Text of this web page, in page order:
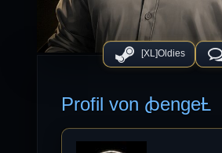
[XL]Oldies
Profil von ꞗengeȽ